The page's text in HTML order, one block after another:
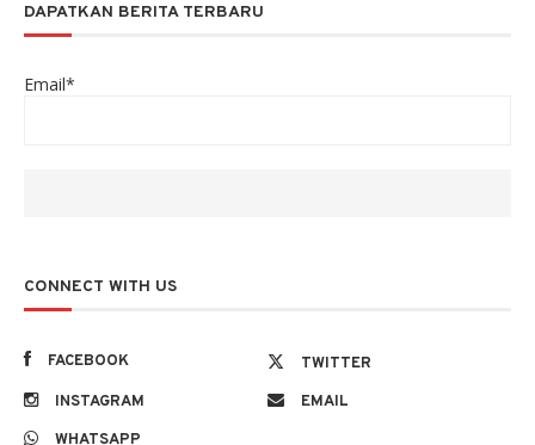
DAPATKAN BERITA TERBARU
Email*
CONNECT WITH US
FACEBOOK
TWITTER
INSTAGRAM
EMAIL
WHATSAPP